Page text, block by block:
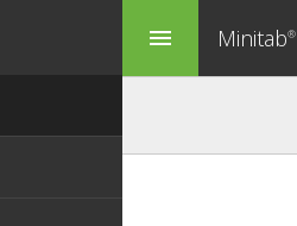
menu Minitab®